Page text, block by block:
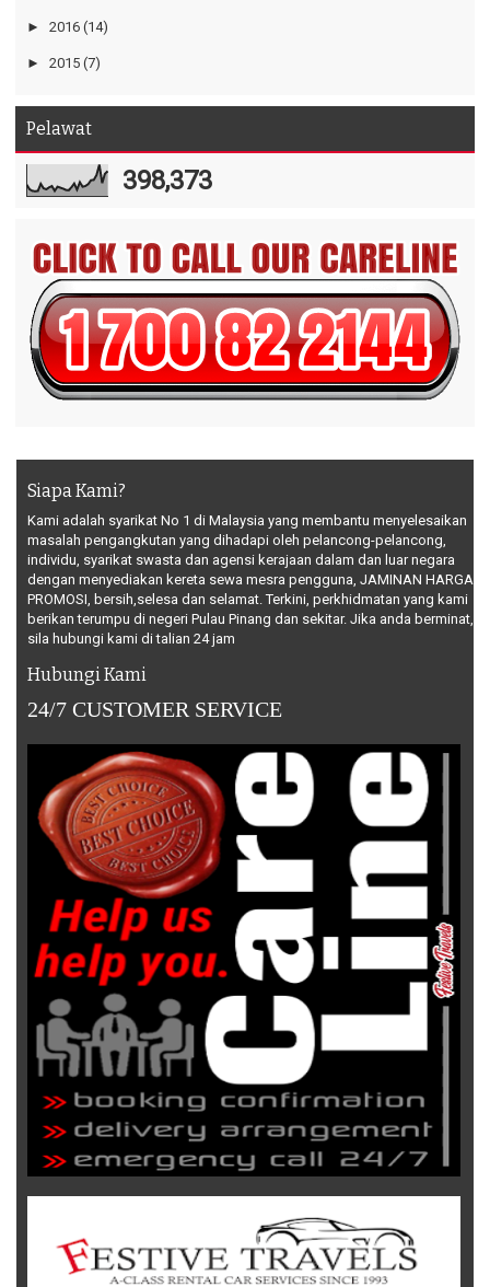
► 2016 (14)
► 2015 (7)
Pelawat
398,373
Siapa Kami?
Kami adalah syarikat No 1 di Malaysia yang membantu menyelesaikan
masalah pengangkutan yang dihadapi oleh pelancong-pelancong,
individu, syarikat swasta dan agensi kerajaan dalam dan luar negara
dengan menyediakan kereta sewa mesra pengguna, JAMINAN HARGA
PROMOSI, bersih,selesa dan selamat. Terkini, perkhidmatan yang kami
berikan terumpu di negeri Pulau Pinang dan sekitar. Jika anda berminat,
sila hubungi kami di talian 24 jam
Hubungi Kami
24/7 CUSTOMER SERVICE